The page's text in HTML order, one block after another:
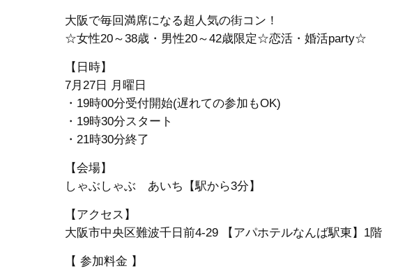
大阪で毎回満席になる超人気の街コン！
☆女性20～38歳・男性20～42歳限定☆恋活・婚活party☆
【日時】
7月27日 月曜日
・19時00分受付開始(遅れての参加もOK)
・19時30分スタート
・21時30分終了
【会場】
しゃぶしゃぶ あいち【駅から3分】
【アクセス】
大阪市中央区難波千日前4-29 【アパホテルなんば駅東】1階
【 参加料金 】